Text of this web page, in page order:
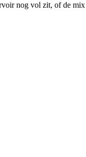
nog vol zit, of de